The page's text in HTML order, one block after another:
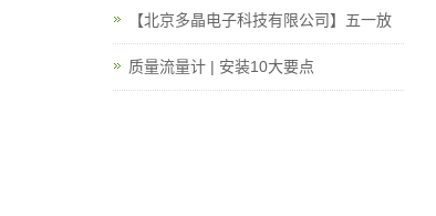
【北京多晶电子科技有限公司】五一放
质量流量计 | 安装10大要点